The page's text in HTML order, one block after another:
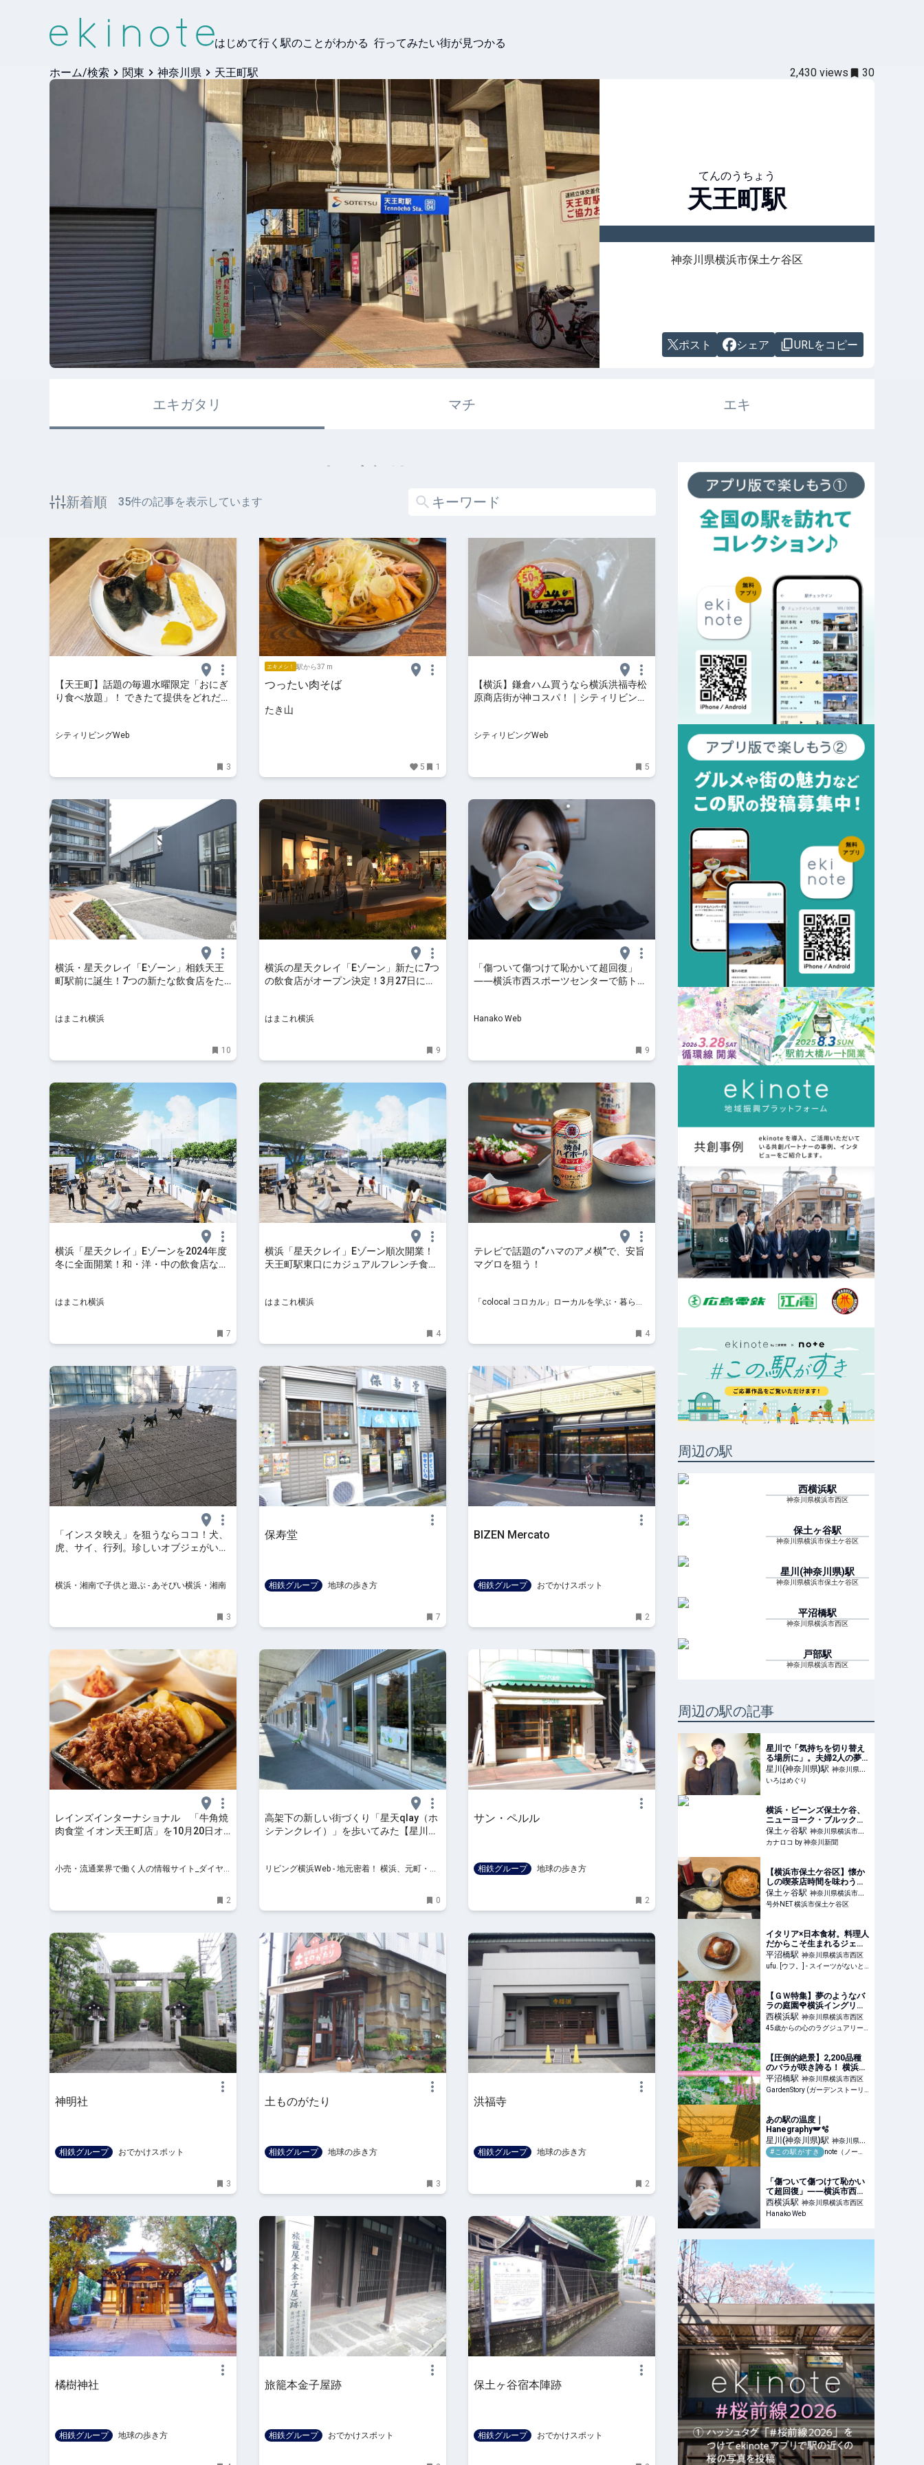
はじめて行く駅のことがわかる 行ってみたい街が見つかる
ホーム/検索 関東 神奈川県 天王町駅 2,430 views 30
てんのうちょう
天王町駅
神奈川県横浜市保土ケ谷区
ポスト シェア URLをコピー
エキガタリ マチ エキ
エキガタリ
新着順 35件の記事を表示しています
【天王町】話題の毎週水曜限定「おにぎ
り食べ放題」！ できたて提供をどれだけ
シティリビングWeb
3
エキメシ！ 駅から37 m
つったい肉そば
たき山
5 1
【横浜】鎌倉ハム買うなら横浜洪福寺松
原商店街が神コスパ！｜シティリビング
シティリビングWeb
5
横浜・星天クレイ「Eゾーン」相鉄天王
町駅前に誕生！7つの新たな飲食店をた
はまこれ横浜
10
横浜の星天クレイ「Eゾーン」新たに7つ
の飲食店がオープン決定！3月27日に施
はまこれ横浜
9
「傷ついて傷つけて恥かいて超回復」
――横浜市西スポーツセンターで筋トレ
Hanako Web
9
横浜「星天クレイ」Eゾーンを2024年度
冬に全面開業！和・洋・中の飲食店など
はまこれ横浜
7
横浜「星天クレイ」Eゾーン順次開業！
天王町駅東口にカジュアルフレンチ食堂
はまこれ横浜
4
テレビで話題の“ハマのアメ横”で、安旨
マグロを狙う！
「colocal コロカル」ローカルを学ぶ・暮ら
4
「インスタ映え」を狙うならココ！犬、
虎、サイ、行列。珍しいオブジェがいっ
横浜・湘南で子供と遊ぶ - あそびい横浜・湘南
3
保寿堂
相鉄グループ 地球の歩き方
7
BIZEN Mercato
相鉄グループ おでかけスポット
2
レインズインターナショナル 「牛角焼
肉食堂 イオン天王町店」を10月20日オ
オンライン
小売・流通業界で働く人の情報サイト_ダイヤ
2
高架下の新しい街づくり「星天qlay（ホ
シテンクレイ）」を歩いてみた【星川・
リビング横浜Web - 地元密着！ 横浜、元町・中
0
サン・ペルル
相鉄グループ 地球の歩き方
2
神明社
相鉄グループ おでかけスポット
3
土ものがたり
相鉄グループ 地球の歩き方
3
洪福寺
相鉄グループ 地球の歩き方
2
橘樹神社
相鉄グループ 地球の歩き方
旅籠本金子屋跡
相鉄グループ おでかけスポット
保土ヶ谷宿本陣跡
相鉄グループ おでかけスポット
周辺の駅
西横浜駅
神奈川県横浜市西区
保土ヶ谷駅
神奈川県横浜市保土ケ谷区
星川(神奈川県)駅
神奈川県横浜市保土ケ谷区
平沼橋駅
神奈川県横浜市西区
戸部駅
神奈川県横浜市西区
周辺の駅の記事
星川で「気持ちを切り替え
る場所に」。夫婦2人の夢
を叶えた、グルテンフリー
のバスクチーズケーキが人
気の「メリハリベイク」 -
星川(神奈川県)駅 神奈川県横
浜市保土ケ谷区
いろはめぐり
横浜・ビーンズ保土ケ谷、
ニューヨーク・ブルックリ
ンベーカリーが出店 | カナ
ロコ by 神奈川新聞
保土ヶ谷駅 神奈川県横浜市保
土ケ谷区
カナロコ by 神奈川新聞
【横浜市保土ケ谷区】懐か
しの喫茶店時間を味わう。
喫茶高輪の熱々ナポリタン
をいただきました。
保土ヶ谷駅 神奈川県横浜市保
土ケ谷区
号外NET 横浜市保土ケ谷区
イタリア×日本食材。料理人
だからこそ生まれるジェラ
ートと“カリじゅわフレンチ
トースト”に恋して。「è
più（エピュウ）」（横浜）
平沼橋駅 神奈川県横浜市西区
ufu. [ウフ。] - スイーツがないと始まらないufu.ウフ。
【ＧＷ特集】夢のようなバ
ラの庭園🌹横浜イングリッ
シュガーデン訪問記
西横浜駅 神奈川県横浜市西区
45歳からの心のラグジュアリーメディア
【圧倒的絶景】2,200品種
のバラが咲き誇る！ 横浜で
体験する非日常の癒やし空
間
平沼橋駅 神奈川県横浜市西区
GardenStory (ガーデンストーリー)
あの駅の温度｜
Hanegraphy🪽🫧
星川(神奈川県)駅 神奈川県横
浜市保土ケ谷区
#この駅がすき note（ノート）
「傷ついて傷つけて恥かい
て超回復」――横浜市西ス
ポーツセンターで筋トレ初
め｜児玉雨子の
西横浜駅 神奈川県横浜市西区
Hanako Web